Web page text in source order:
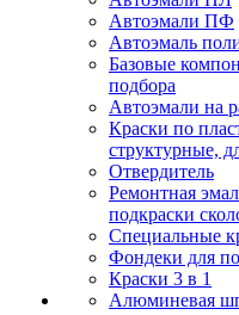
Автоэмали ПФ
Автоэмаль
Базовые
подбора
Автоэмали на
Краски по
структурные,
Отвердитель
Ремонтная
подкраски
Специальные
Фондеки для
Краски 3 в 1
Алюминевая